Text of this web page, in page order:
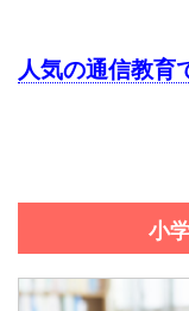
人気の通信教育
小